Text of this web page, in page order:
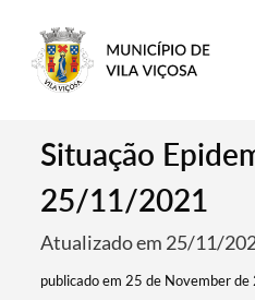
Situação
25/11/2021
Atualizado em 25/11/
publicado em 25 de November de